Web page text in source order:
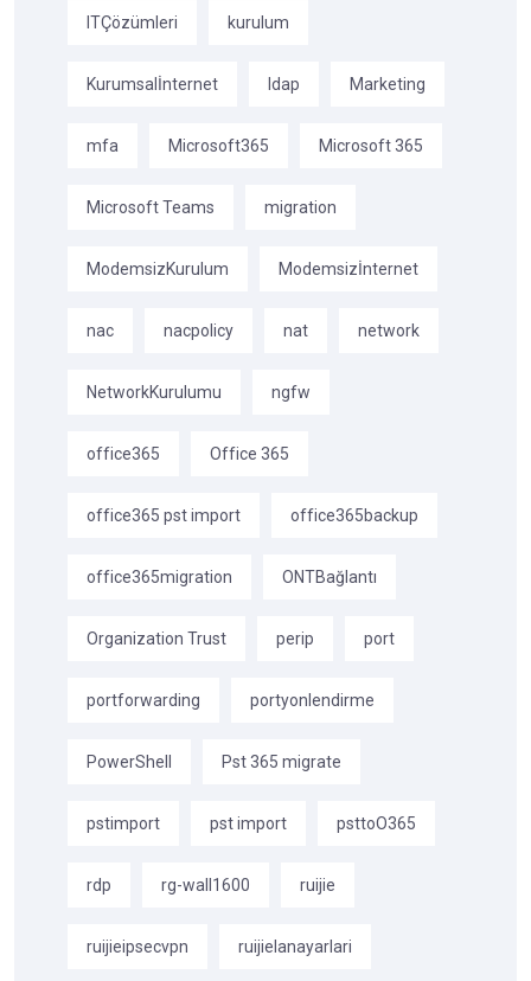
ITÇözümleri kurulum
Kurumsalİnternet ldap Marketing
mfa Microsoft365 Microsoft 365
Microsoft Teams migration
ModemsizKurulum Modemsizİnternet
nac nacpolicy nat network
NetworkKurulumu ngfw
office365 Office 365
office365 pst import office365backup
office365migration ONTBağlantı
Organization Trust perip port
portforwarding portyonlendirme
PowerShell Pst 365 migrate
pstimport pst import psttoO365
rdp rg-wall1600 ruijie
ruijieipsecvpn ruijielanayarlari